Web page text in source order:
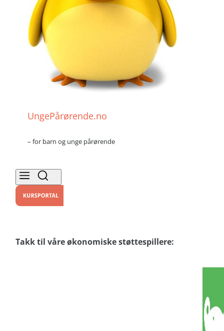
UngePårørende.no
– for barn og unge pårørende
Takk til våre økonomiske støttespillere: